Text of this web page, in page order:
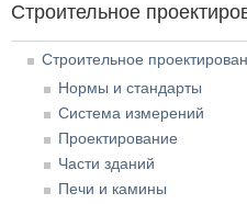
Строительное
Строительное
Нормы и стандарты
Система измерений
Проектирование
Части зданий
Печи и камины